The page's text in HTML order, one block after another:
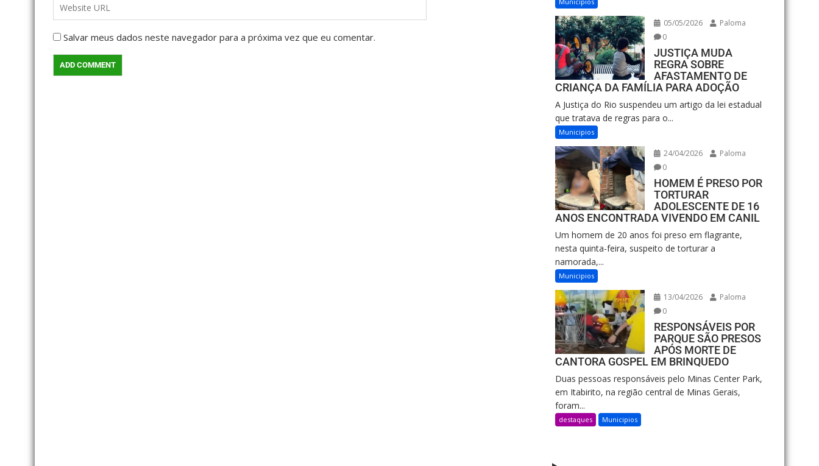
Salvar meus dados neste navegador para a próxima vez que eu comentar.
05/05/2026
Paloma
0
JUSTIÇA MUDA
REGRA SOBRE
AFASTAMENTO DE
CRIANÇA DA FAMÍLIA PARA ADOÇÃO
A Justiça do Rio suspendeu um artigo da lei estadual
que tratava de regras para o...
Municipios
24/04/2026
Paloma
0
HOMEM É PRESO POR
TORTURAR
ADOLESCENTE DE 16
ANOS ENCONTRADA VIVENDO EM CANIL
Um homem de 20 anos foi preso em flagrante,
nesta quinta-feira, suspeito de torturar a
namorada,...
Municipios
13/04/2026
Paloma
0
RESPONSÁVEIS POR
PARQUE SÃO PRESOS
APÓS MORTE DE
CANTORA GOSPEL EM BRINQUEDO
Duas pessoas responsáveis pelo Minas Center Park,
em Itabirito, na região central de Minas Gerais,
foram...
destaques Municipios